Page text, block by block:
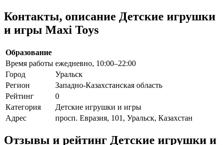
Контакты, описание Детские игрушки
и игры Maxi Toys
Образование
Время работы ежедневно, 10:00–22:00
Город
Уральск
Регион
Западно-Казахстанская область
Рейтинг
0
Категория
Детские игрушки и игры
Адрес
просп. Евразия, 101, Уральск, Казахстан
Отзывы и рейтинг Детские игрушки и